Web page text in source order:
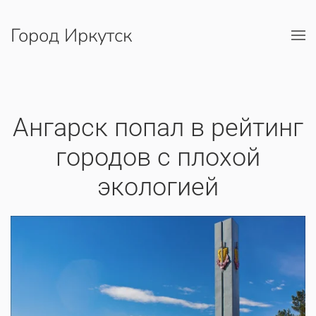
Перейти к содержимому
Город Иркутск
Ангарск попал в рейтинг
городов с плохой
экологией